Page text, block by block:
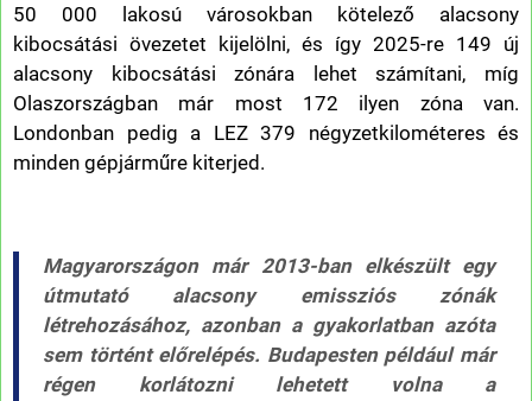
50 000 lakosú városokban kötelező alacsony
kibocsátási övezetet kijelölni, és így 2025-re 149 új
alacsony kibocsátási zónára lehet számítani, míg
Olaszországban már most 172 ilyen zóna van.
Londonban pedig a LEZ 379 négyzetkilométeres és
minden gépjárműre kiterjed.
Magyarországon már 2013-ban elkészült egy
útmutató alacsony emissziós zónák
létrehozásához, azonban a gyakorlatban azóta
sem történt előrelépés. Budapesten például már
régen korlátozni lehetett volna a